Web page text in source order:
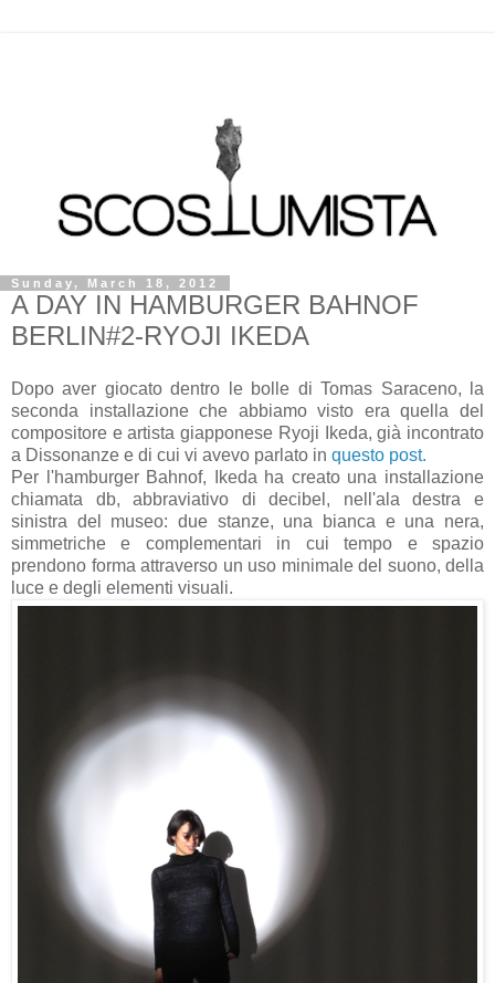
Sunday, March 18, 2012
A DAY IN HAMBURGER BAHNOF
BERLIN#2-RYOJI IKEDA
Dopo aver giocato dentro le bolle di Tomas Saraceno, la
seconda installazione che abbiamo visto era quella del
compositore e artista giapponese Ryoji Ikeda, già incontrato
a Dissonanze e di cui vi avevo parlato in questo post.
Per l'hamburger Bahnof, Ikeda ha creato una installazione
chiamata db, abbraviativo di decibel, nell'ala destra e
sinistra del museo: due stanze, una bianca e una nera,
simmetriche e complementari in cui tempo e spazio
prendono forma attraverso un uso minimale del suono, della
luce e degli elementi visuali.